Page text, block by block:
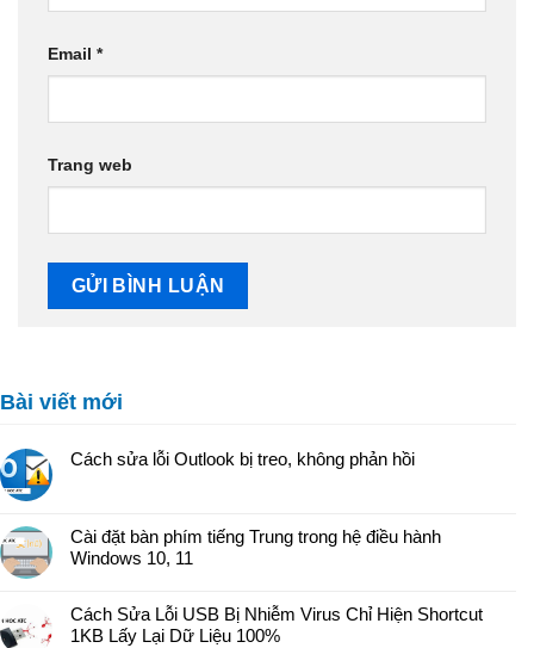
Email *
Trang web
Bài viết mới
Cách sửa lỗi Outlook bị treo, không phản hồi
Cài đặt bàn phím tiếng Trung trong hệ điều hành
Windows 10, 11
Cách Sửa Lỗi USB Bị Nhiễm Virus Chỉ Hiện Shortcut
1KB Lấy Lại Dữ Liệu 100%